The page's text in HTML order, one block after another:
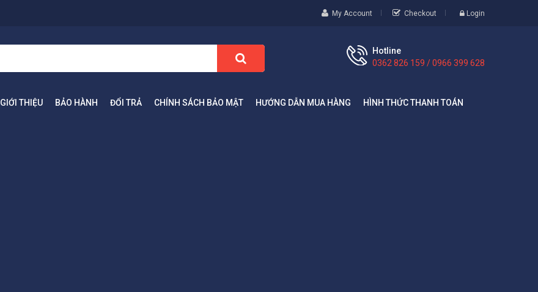
My Account Checkout Login
Hotline
0362 826 159 / 0966 399 628
GIỚI THIỆU BẢO HÀNH ĐỔI TRẢ CHÍNH SÁCH BẢO MẬT HƯỚNG DẪN MUA HÀNG HÌNH THỨC THANH TOÁN